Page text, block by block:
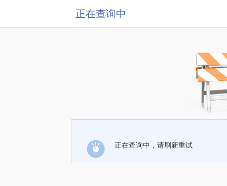
正在查询中
正在查询中，请刷新重试